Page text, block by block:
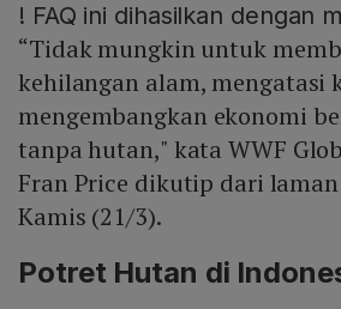
! FAQ ini dihasilkan dengan
“Tidak mungkin untuk
kehilangan alam, mengatasi
mengembangkan ekonomi
tanpa hutan," kata WWF
Fran Price dikutip dari laman
Kamis (21/3).
Potret Hutan di